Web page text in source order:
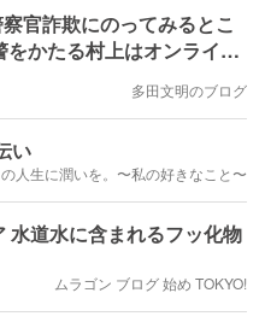
察官詐欺にのってみるとこ
をかたる村上はオンライン
多田文明のブログ
い
人生に潤いを。〜私の好きなこと〜
水道水に含まれるフッ化物
ムラゴン ブログ 始め TOKYO!